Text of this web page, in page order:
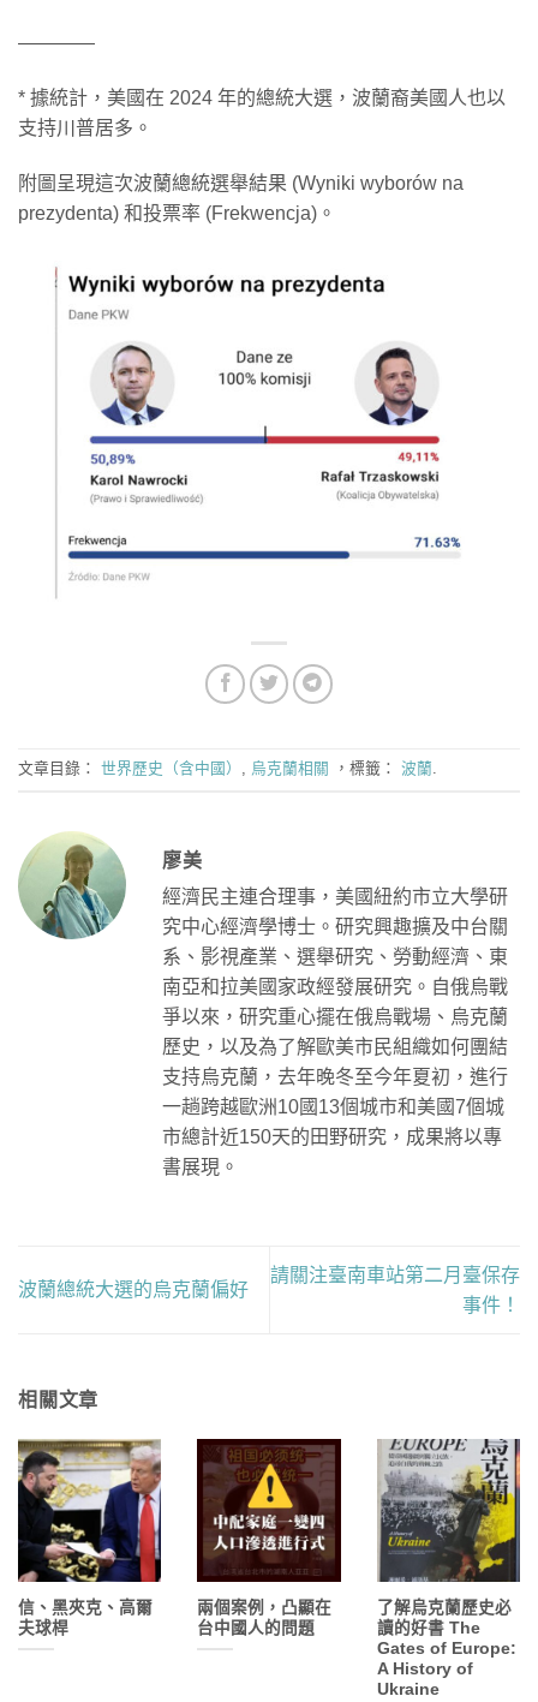
————
* 據統計，美國在 2024 年的總統大選，波蘭裔美國人也以
支持川普居多。
附圖呈現這次波蘭總統選舉結果 (Wyniki wyborów na
prezydenta) 和投票率 (Frekwencja)。
文章目錄： 世界歷史（含中國） , 烏克蘭相關 ，標籤： 波蘭.
廖美
經濟民主連合理事，美國紐約市立大學研
究中心經濟學博士。研究興趣擴及中台關
系、影視產業、選舉研究、勞動經濟、東
南亞和拉美國家政經發展研究。自俄烏戰
爭以來，研究重心擺在俄烏戰場、烏克蘭
歷史，以及為了解歐美市民組織如何團結
支持烏克蘭，去年晚冬至今年夏初，進行
一趟跨越歐洲10國13個城市和美國7個城
市總計近150天的田野研究，成果將以專
書展現。
波蘭總統大選的烏克蘭偏好
請關注臺南車站第二月臺保存
事件！
相關文章
信、黑夾克、高爾
夫球桿
兩個案例，凸顯在
台中國人的問題
了解烏克蘭歷史必
讀的好書 The
Gates of Europe:
A History of
Ukraine